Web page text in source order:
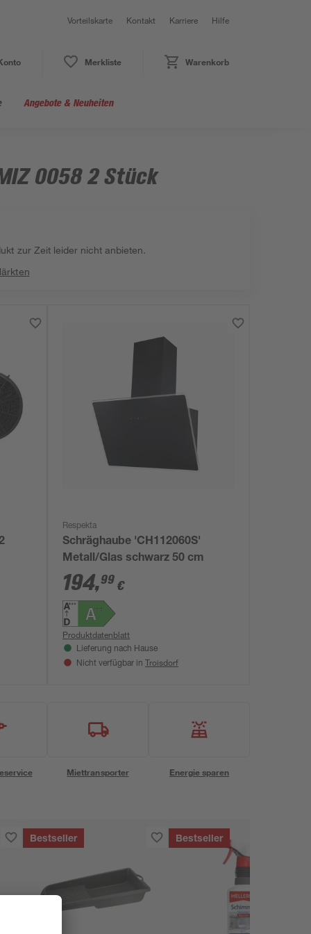
Vorteilskarte Kontakt Karriere Hilfe
Merkliste Warenkorb
Angebote & Neuheiten
0058 2 Stück
zur Zeit leider nicht anbieten.
Respekta
Schräghaube 'CH112060S'
Metall/Glas schwarz 50 cm
194,99 €
Produktdatenblatt
Lieferung nach Hause
Nicht verfügbar in Troisdorf
Miettransporter Energie sparen
Bestseller Bestseller